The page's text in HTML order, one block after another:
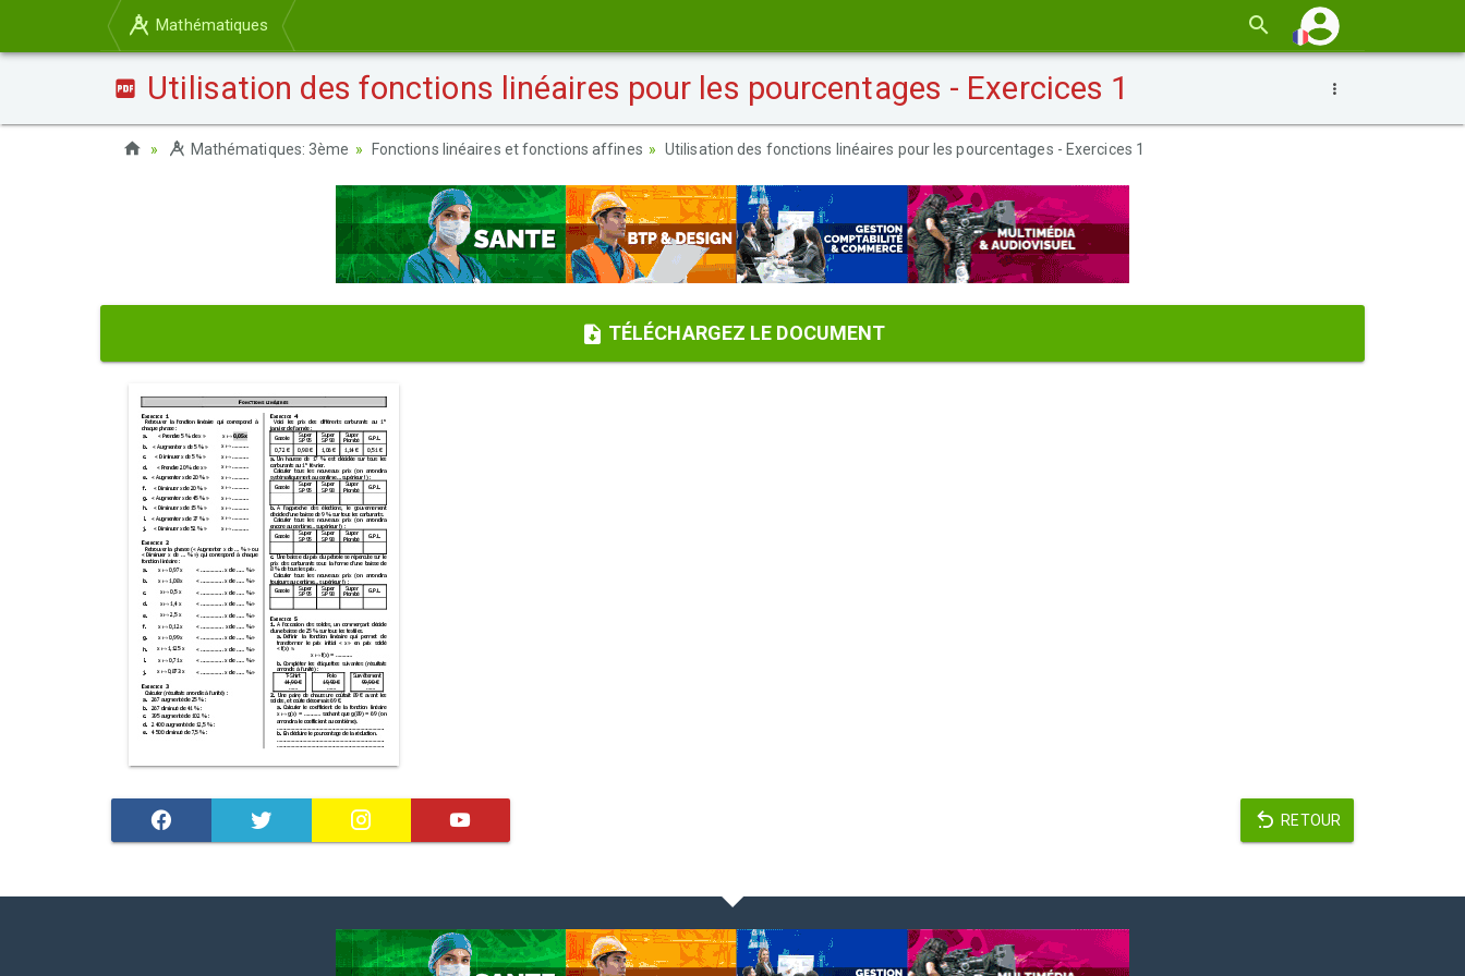
Mathématiques
Utilisation des fonctions linéaires pour les pourcentages - Exercices 1
Mathématiques: 3ème Fonctions linéaires et fonctions affines Utilisation des fonctions linéaires pour les pourcentages - Exercices 1
TÉLÉCHARGEZ LE DOCUMENT
RETOUR